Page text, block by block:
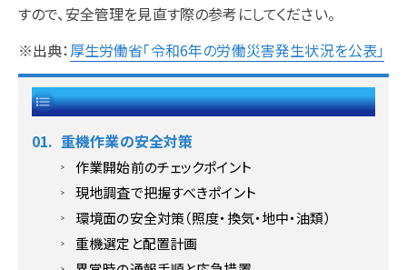
すので、安全管理を見直す際の参考にしてください。
※出典： 厚生労働省「令和6年の労働災害発生状況を公表」
目次 【閉じる】
重機作業の安全対策
作業開始前のチェックポイント
現地調査で把握すべきポイント
環境面の安全対策（照度・換気・地中・油類）
重機選定と配置計画